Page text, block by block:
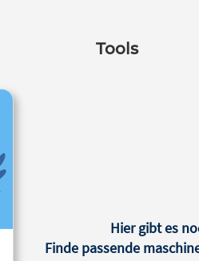
Tools
Hier gibt es
Finde passende